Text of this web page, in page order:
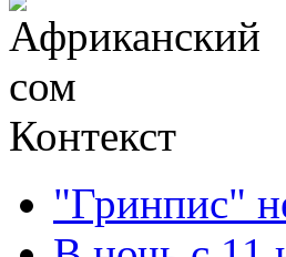
Контекст
"Гринпис"